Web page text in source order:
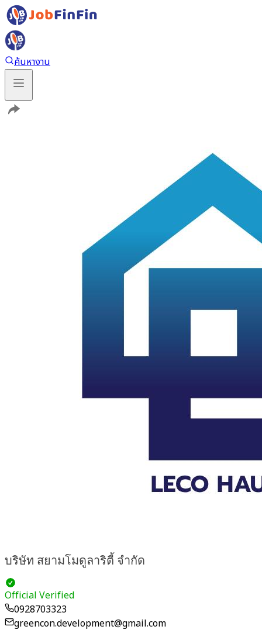
ค้นหางาน
บริษัท สยามโมดูลาริตี้ จำกัด
Official Verified
0928703323
greencon.development@gmail.com